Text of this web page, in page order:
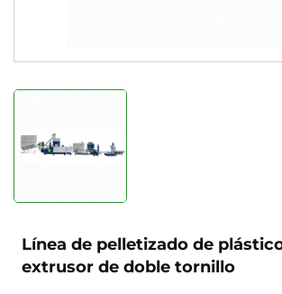
Línea de pelletizado de
extrusor de doble tornillo